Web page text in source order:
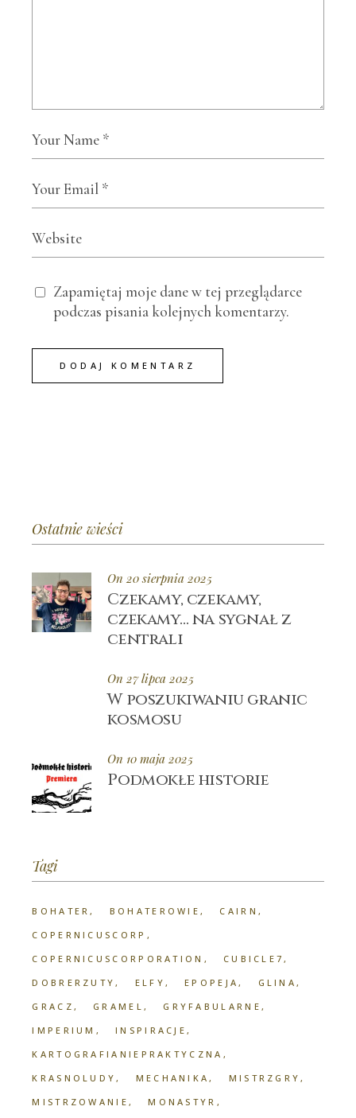
Zapamiętaj moje dane w tej przeglądarce
podczas pisania kolejnych komentarzy.
DODAJ KOMENTARZ
Ostatnie wieści
On 20 sierpnia 2025
Czekamy, czekamy,
czekamy… na sygnał z
centrali
On 27 lipca 2025
W poszukiwaniu granic
kosmosu
On 10 maja 2025
Podmokłe historie
Tagi
BOHATER BOHATEROWIE
CAIRN
COPERNICUSCORP
COPERNICUSCORPORATION
CUBICLE7
DOBRERZUTY
ELFY EPOPEJA
GLINA
GRACZ
GRAMEL
GRYFABULARNE
IMPERIUM
INSPIRACJE
KARTOGRAFIANIEPRAKTYCZNA
KRASNOLUDY
MECHANIKA
MISTRZGRY
MISTRZOWANIE
MONASTYR